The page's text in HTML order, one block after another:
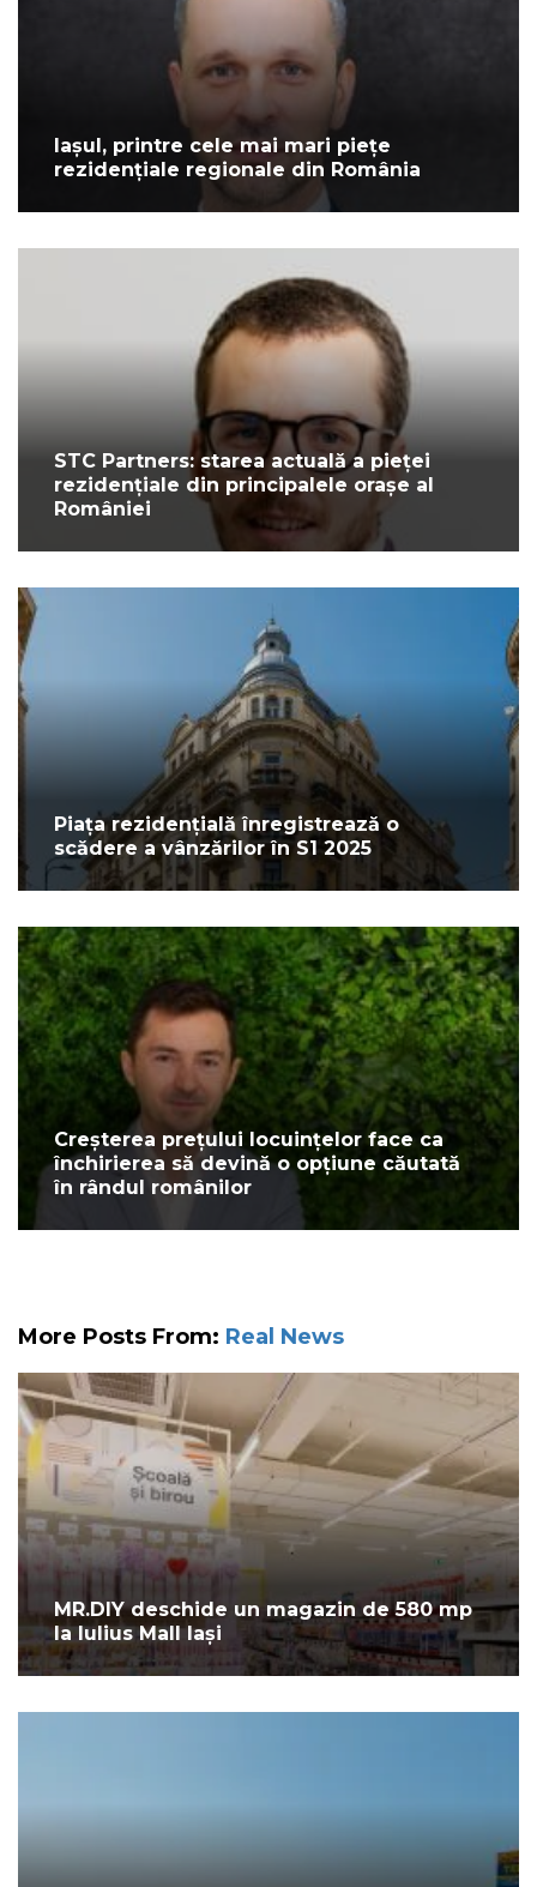
Iașul, printre cele mai mari piețe
rezidențiale regionale din România
STC Partners: starea actuală a pieței
rezidențiale din principalele orașe al
României
Piața rezidențială înregistrează o
scădere a vânzărilor în S1 2025
Creșterea prețului locuințelor face ca
închirierea să devină o opțiune căutată
în rândul românilor
More Posts From: Real News
MR.DIY deschide un magazin de 580 mp
la Iulius Mall Iași